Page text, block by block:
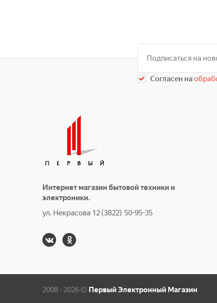
Согласен на
Интернет магазин бытовой техники и
электроники.
ул. Некрасова 12 (3822) 50-95-35
2008 - 2026 © Первый Электронный Магазин